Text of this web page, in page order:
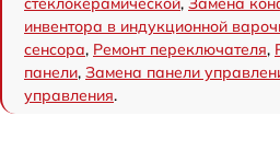
инвентора в индукционной
сенсора, Ремонт переключателя,
панели, Замена панели
управления.